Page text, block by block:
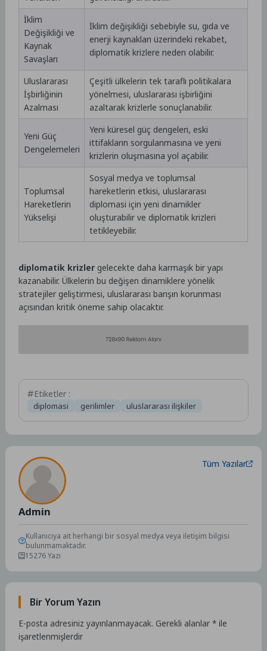
İklim
Değişikliği ve
Kaynak
Savaşları
İklim değişikliği sebebiyle su, gıda ve
enerji kaynakları üzerindeki rekabet,
diplomatik krizlere neden olabilir.
Uluslararası
İşbirliğinin
Azalması
Çeşitli ülkelerin tek taraflı politikalara
yönelmesi, uluslararası işbirliğini
azaltarak krizlerle sonuçlanabilir.
Yeni Güç
Dengelemeleri
Yeni küresel güç dengeleri, eski
ittifakların sorgulanmasına ve yeni
krizlerin oluşmasına yol açabilir.
Toplumsal
Hareketlerin
Yükselişi
Sosyal medya ve toplumsal
hareketlerin etkisi, uluslararası
diplomasi için yeni dinamikler
oluşturabilir ve diplomatik krizleri
tetikleyebilir.
diplomatik krizler gelecekte daha karmaşık bir yapı
kazanabilir. Ülkelerin bu değişen dinamiklere yönelik
stratejiler geliştirmesi, uluslararası barışın korunması
açısından kritik öneme sahip olacaktır.
Etiketler :
diplomasi gerilimler uluslararası ilişkiler
Admin
Tüm Yazılar
Kullanıcıya ait herhangi bir sosyal medya veya iletişim bilgisi
bulunmamaktadır.
15276 Yazı
Bir Yorum Yazın
E-posta adresiniz yayınlanmayacak. Gerekli alanlar* ile
işaretlenmişlerdir